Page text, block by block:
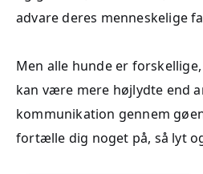
advare deres menneskelige
Men alle hunde er
kan være mere højlydte end
kommunikation gennem
fortælle dig noget på, så lyt